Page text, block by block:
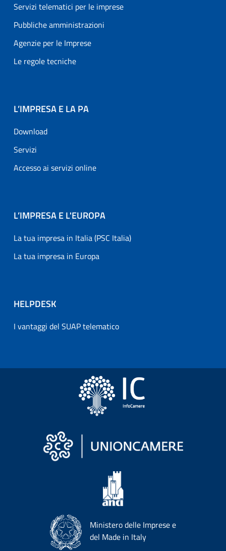
Servizi telematici per le imprese
Pubbliche amministrazioni
Agenzie per le Imprese
Le regole tecniche
L’IMPRESA E LA PA
Download
Servizi
Accesso ai servizi online
L’IMPRESA E L'EUROPA
La tua impresa in Italia (PSC Italia)
La tua impresa in Europa
HELPDESK
I vantaggi del SUAP telematico
Ministero delle Imprese e
del Made in Italy